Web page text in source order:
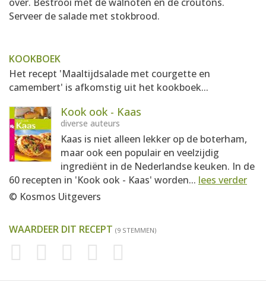
Serveer de salade met stokbrood.
KOOKBOEK
Het recept 'Maaltijdsalade met courgette en
camembert' is afkomstig uit het kookboek...
Kook ook - Kaas
diverse auteurs
Kaas is niet alleen lekker op de boterham,
maar ook een populair en veelzijdig
ingrediënt in de Nederlandse keuken. In de
60 recepten in 'Kook ook - Kaas' worden... lees verder
© Kosmos Uitgevers
WAARDEER DIT RECEPT (9 STEMMEN)